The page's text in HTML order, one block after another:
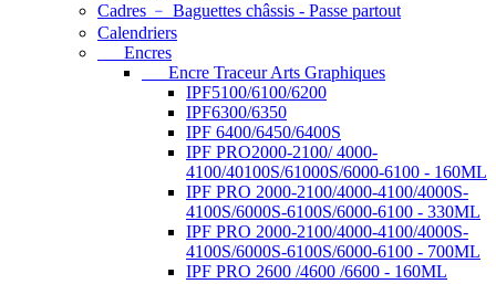
Cadres ﹣ Baguettes châssis - Passe partout
Calendriers
Encres
Encre Traceur Arts Graphiques
IPF5100/6100/6200
IPF6300/6350
IPF 6400/6450/6400S
IPF PRO2000-2100/ 4000-
4100/40100S/61000S/6000-6100 - 160ML
IPF PRO 2000-2100/4000-4100/4000S-
4100S/6000S-6100S/6000-6100 - 330ML
IPF PRO 2000-2100/4000-4100/4000S-
4100S/6000S-6100S/6000-6100 - 700ML
IPF PRO 2600 /4600 /6600 - 160ML